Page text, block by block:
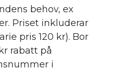
behov, ex
Priset inkluderar
pris 120 kr). Bor
rabatt på
i